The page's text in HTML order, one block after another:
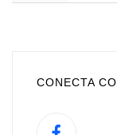
CONECTA